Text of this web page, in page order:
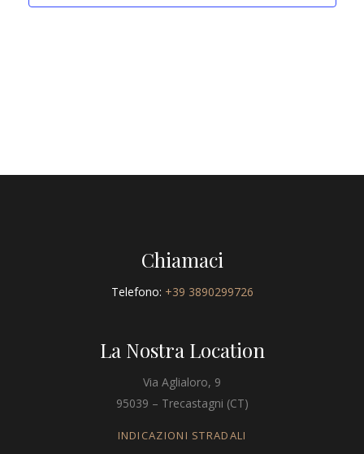
Chiamaci
Telefono: +39 3890299726
La Nostra Location
Via Aglialoro, 9
95039 – Trecastagni (CT)
INDICAZIONI STRADALI